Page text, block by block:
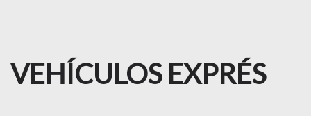
VEHÍCULOS EXPRÉS